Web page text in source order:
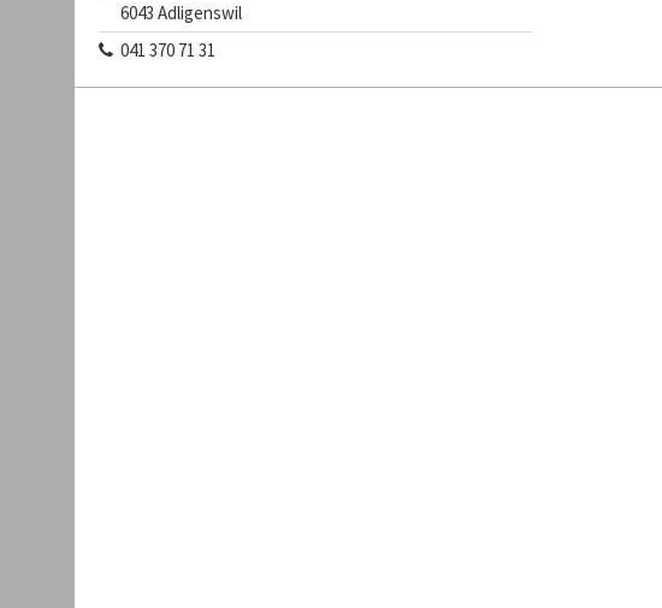
6043 Adligenswil
041 370 71 31